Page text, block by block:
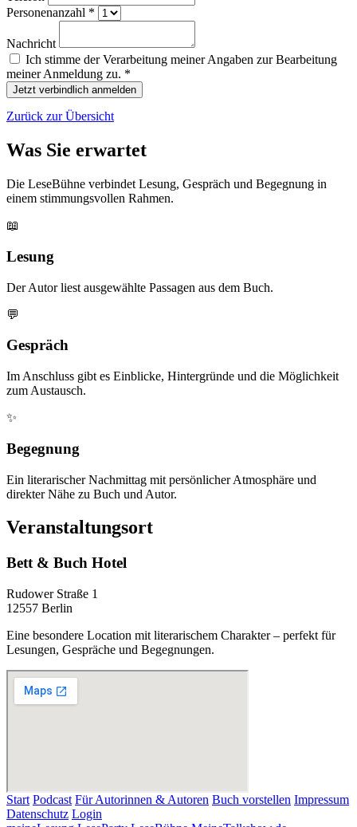
Personenanzahl *
Nachricht
Ich stimme der Verarbeitung meiner Angaben zur Bearbeitung
meiner Anmeldung zu. *
Jetzt verbindlich anmelden
Zurück zur Übersicht
Was Sie erwartet
Die LeseBühne verbindet Lesung, Gespräch und Begegnung in
einem stimmungsvollen Rahmen.
📖
Lesung
Der Autor liest ausgewählte Passagen aus dem Buch.
💬
Gespräch
Im Anschluss gibt es Einblicke, Hintergründe und die Möglichkeit
zum Austausch.
✨
Begegnung
Ein literarischer Nachmittag mit persönlicher Atmosphäre und
direkter Nähe zu Buch und Autor.
Veranstaltungsort
Bett & Buch Hotel
Rudower Straße 1
12557 Berlin
Eine besondere Location mit literarischem Charakter – perfekt für
Lesungen, Gespräche und Begegnungen.
Start Podcast Für Autorinnen & Autoren Buch vorstellen Impressum
Datenschutz Login